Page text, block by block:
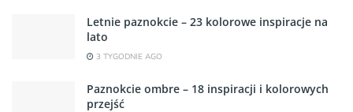
Letnie paznokcie – 23 kolorowe inspiracje na
lato
3 TYGODNIE AGO
Paznokcie ombre – 18 inspiracji i kolorowych
przejść